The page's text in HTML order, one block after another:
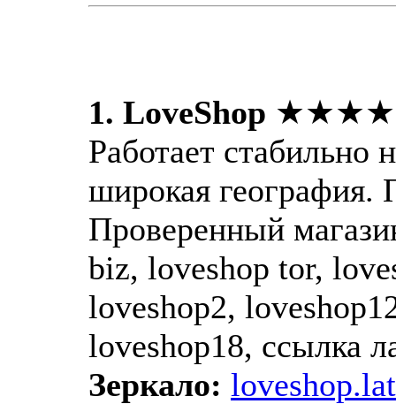
1. LoveShop
Работает стабильно
широкая география.
Проверенный
biz, loveshop tor,
loveshop2,
loveshop18, ссылка
Зеркало: loveshop.lat